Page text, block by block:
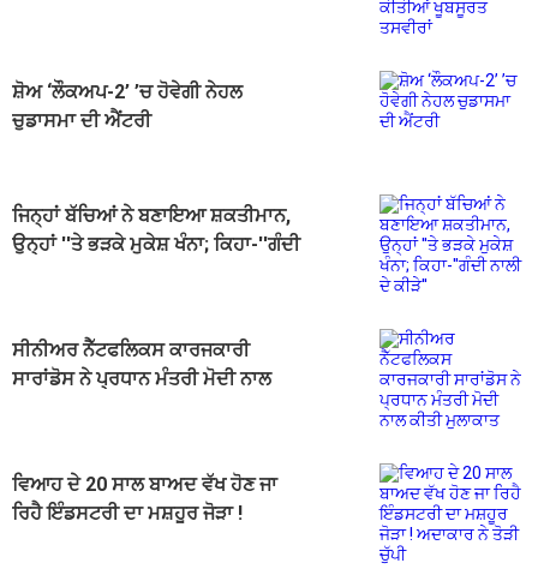
ਸ਼ੋਅ ‘ਲੌਕਅਪ-2’ ’ਚ ਹੋਵੇਗੀ ਨੇਹਲ
ਚੁਡਾਸਮਾ ਦੀ ਐਂਟਰੀ
ਜਿਨ੍ਹਾਂ ਬੱਚਿਆਂ ਨੇ ਬਣਾਇਆ ਸ਼ਕਤੀਮਾਨ,
ਉਨ੍ਹਾਂ ''ਤੇ ਭੜਕੇ ਮੁਕੇਸ਼ ਖੰਨਾ; ਕਿਹਾ-''ਗੰਦੀ
ਸੀਨੀਅਰ ਨੈੱਟਫਲਿਕਸ ਕਾਰਜਕਾਰੀ
ਸਾਰਾਂਡੋਸ ਨੇ ਪ੍ਰਧਾਨ ਮੰਤਰੀ ਮੋਦੀ ਨਾਲ
ਵਿਆਹ ਦੇ 20 ਸਾਲ ਬਾਅਦ ਵੱਖ ਹੋਣ ਜਾ
ਰਿਹੈ ਇੰਡਸਟਰੀ ਦਾ ਮਸ਼ਹੂਰ ਜੋੜਾ !